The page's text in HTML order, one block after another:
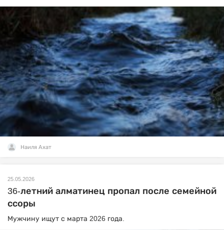
Наиля Ахат
25.05.2026
36-летний алматинец пропал после семейной
ссоры
Мужчину ищут с марта 2026 года.